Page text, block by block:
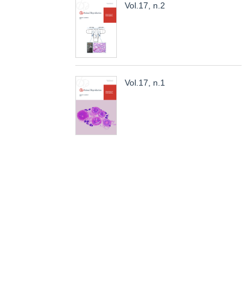
Vol.17, n.2
Vol.17, n.1